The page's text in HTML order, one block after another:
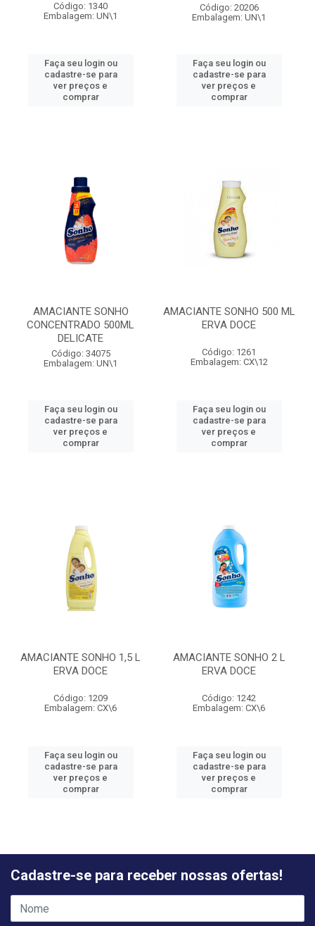
Código: 1340
Embalagem: UN\1
Faça seu login ou
cadastre-se para
ver preços e
comprar
Código: 20206
Embalagem: UN\1
Faça seu login ou
cadastre-se para
ver preços e
comprar
AMACIANTE SONHO
CONCENTRADO 500ML
DELICATE
Código: 34075
Embalagem: UN\1
Faça seu login ou
cadastre-se para
ver preços e
comprar
AMACIANTE SONHO 500 ML
ERVA DOCE
Código: 1261
Embalagem: CX\12
Faça seu login ou
cadastre-se para
ver preços e
comprar
AMACIANTE SONHO 1,5 L
ERVA DOCE
Código: 1209
Embalagem: CX\6
Faça seu login ou
cadastre-se para
ver preços e
comprar
AMACIANTE SONHO 2 L
ERVA DOCE
Código: 1242
Embalagem: CX\6
Faça seu login ou
cadastre-se para
ver preços e
comprar
Cadastre-se para receber nossas ofertas!